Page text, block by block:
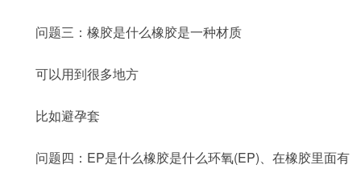
问题三：橡胶是什么橡胶是一种材质
可以用到很多地方
比如避孕套
问题四：EP是什么橡胶是什么环氧(EP)、在橡胶里面有